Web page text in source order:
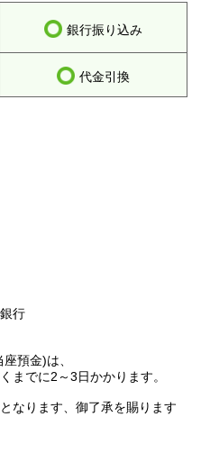
銀行振り込み
代金引換
行
預金)は、
までに2～3日かかります。
なります、御了承を賜ります